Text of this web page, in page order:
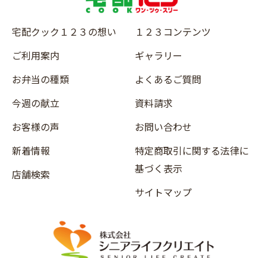
宅配クック１２３の想い
ご利用案内
お弁当の種類
今週の献立
お客様の声
新着情報
店舗検索
１２３コンテンツ
ギャラリー
よくあるご質問
資料請求
お問い合わせ
特定商取引に関する法律に
基づく表示
サイトマップ